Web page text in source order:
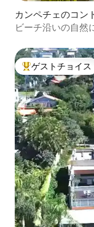
カンペチェのコン
ビーチ沿いの自然
大好評のゲストチ
ゲストチョイス